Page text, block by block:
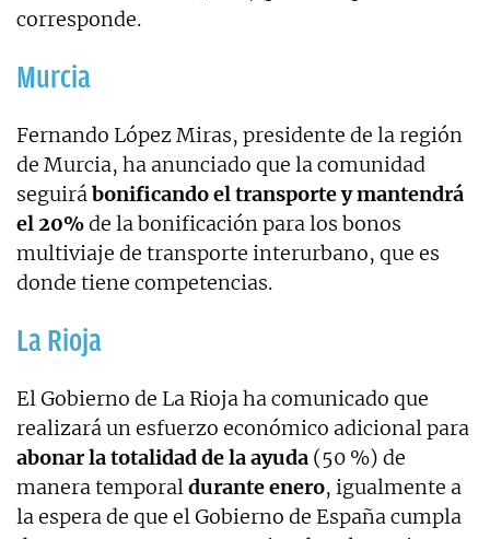
corresponde.
Murcia
Fernando López Miras, presidente de la región
de Murcia, ha anunciado que la comunidad
seguirábonificando el transporte y mantendrá
el 20%de la bonificación para los bonos
multiviaje de transporte interurbano, que es
donde tiene competencias.
La Rioja
El Gobierno de La Rioja ha comunicado que
realizará un esfuerzo económico adicional para
abonar la totalidad de la ayuda (50 %) de
manera temporaldurante enero, igualmente a
la espera de que el Gobierno de España cumpla